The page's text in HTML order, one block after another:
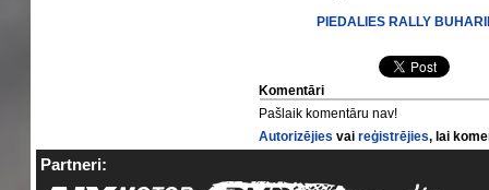
PIEDALIES RALLY
Komentāri
Pašlaik komentāru nav!
Autorizējies vaireģistrējies, lai
Partneri: